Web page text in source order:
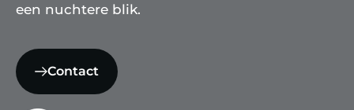
een nuchtere blik.
Contact